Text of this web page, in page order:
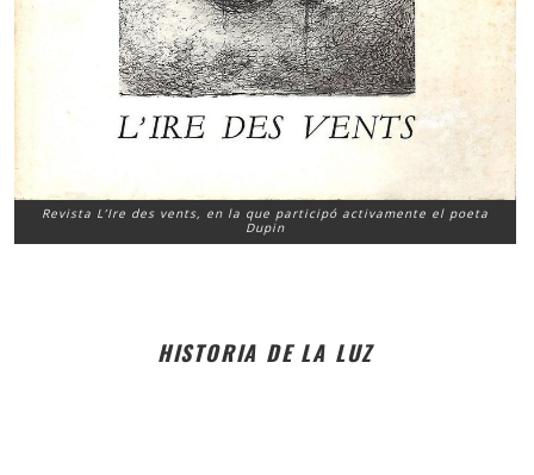
Revista L’Ire des vents, en la que participó activamente el poeta
Dupin
HISTORIA DE LA LUZ